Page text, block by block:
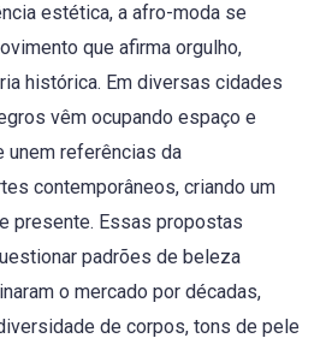
estética, a afro-moda se
que afirma orgulho,
histórica. Em diversas cidades
vêm ocupando espaço e
unem referências da
contemporâneos, criando um
presente. Essas propostas
padrões de beleza
o mercado por décadas,
de corpos, tons de pele